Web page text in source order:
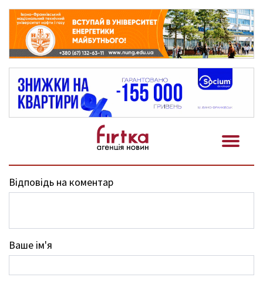
Відповідь на коментар
Ваше ім'я